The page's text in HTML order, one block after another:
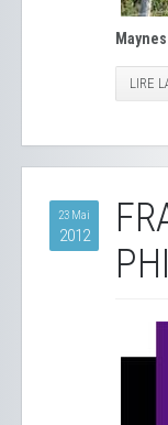
Maynes
LIRE
23 Mai
2012